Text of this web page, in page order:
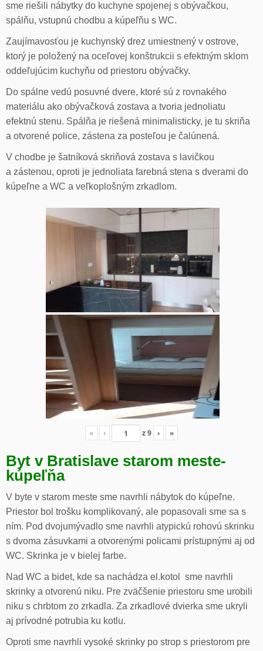
sme riešili nábytky do kuchyne spojenej s obývačkou,
spálňu, vstupnú chodbu a kúpeľňu s WC.
Zaujímavosťou je kuchynský drez umiestnený v ostrove,
ktorý je položený na oceľovej konštrukcii s efektným sklom
oddeľujúcim kuchyňu od priestoru obývačky.
Do spálne vedú posuvné dvere, ktoré sú z rovnakého
materiálu ako obývačková zostava a tvoria jednoliatu
efektnú stenu. Spálňa je riešená minimalisticky, je tu skriňa
a otvorené police, zástena za posteľou je čalúnená.
V chodbe je šatníková skriňová zostava s lavičkou
a zástenou, oproti je jednoliata farebná stena s dverami do
kúpeľne a WC a veľkoplošným zrkadlom.
« ‹ z9 › »
Byt v Bratislave starom meste-
kúpeľňa
V byte v starom meste sme navrhli nábytok do kúpeľne.
Priestor bol trošku komplikovaný, ale popasovali sme sa s
ním. Pod dvojumývadlo sme navrhli atypickú rohovú skrinku
s dvoma zásuvkami a otvorenými policami prístupnými aj od
WC. Skrinka je v bielej farbe.
Nad WC a bidet, kde sa nachádza el.kotol sme navrhli
skrinky a otvorenú niku. Pre zväčšenie priestoru sme urobili
niku s chrbtom zo zrkadla. Za zrkadlové dvierka sme ukryli
aj prívodné potrubia ku kotlu.
Oproti sme navrhli vysoké skrinky po strop s priestorom pre